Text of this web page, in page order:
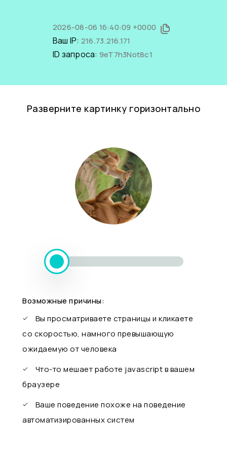
2026-08-06 16:40:09 +0000
Ваш IP: 216.73.216.171
ID запроса: 9eT7h3Not8c1
Разверните картинку горизонтально
Возможные причины:
Вы просматриваете страницы и кликаете
со скоростью, намного превышающую
ожидаемую от человека
Что-то мешает работе javascript в вашем
браузере
Ваше поведение похоже на поведение
автоматизированных систем